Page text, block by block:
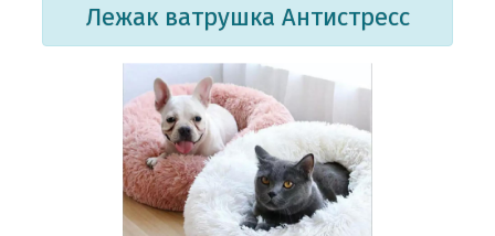
Лежак ватрушка Антистресс